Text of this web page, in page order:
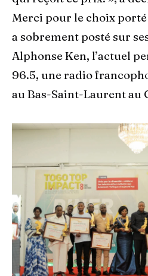
Merci pour le choix
a sobrement posté sur
Alphonse Ken, l’actuel
96.5, une radio
au Bas-Saint-Laurent au